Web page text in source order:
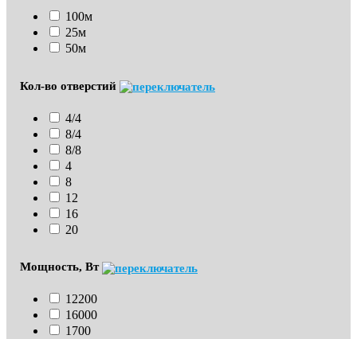
100м
25м
50м
Кол-во отверстий
4/4
8/4
8/8
4
8
12
16
20
Мощность, Вт
12200
16000
1700